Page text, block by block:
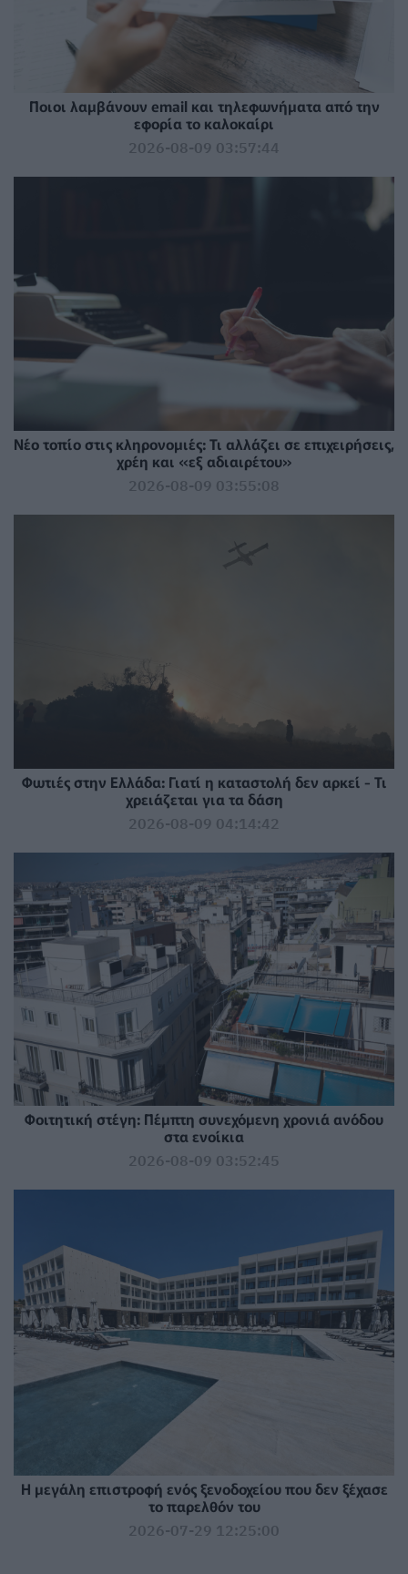
Ποιοι λαμβάνουν email και τηλεφωνήματα από την
εφορία το καλοκαίρι
2026-08-09 03:57:44
Νέο τοπίο στις κληρονομιές: Τι αλλάζει σε επιχειρήσεις,
χρέη και «εξ αδιαιρέτου»
2026-08-09 03:55:08
Φωτιές στην Ελλάδα: Γιατί η καταστολή δεν αρκεί - Τι
χρειάζεται για τα δάση
2026-08-09 04:14:42
Φοιτητική στέγη: Πέμπτη συνεχόμενη χρονιά ανόδου
στα ενοίκια
2026-08-09 03:52:45
Η μεγάλη επιστροφή ενός ξενοδοχείου που δεν ξέχασε
το παρελθόν του
2026-07-29 12:25:00